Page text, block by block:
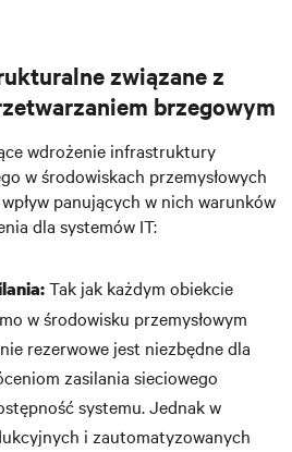
związane z
brzegowym
wdrożenie infrastruktury
w środowiskach przemysłowych
panujących w nich warunków
dla systemów IT:
Tak jak każdym obiekcie
w środowisku przemysłowym
rezerwowe jest niezbędne dla
zasilania sieciowego
systemu. Jednak w
i zautomatyzowanych